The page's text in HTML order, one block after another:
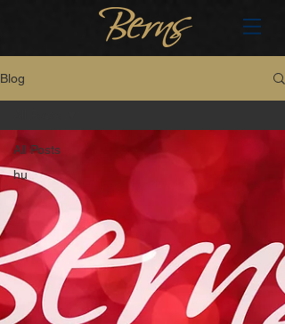
Blog
All Posts
hu